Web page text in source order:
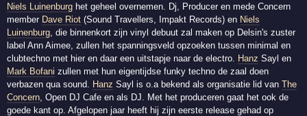
Niels Luinenburg het geheel overnemen. Dj, Producer en mede Concern
member Dave Riot (Sound Travellers, Impakt Records) en Niels
Luinenburg , die binnenkort zijn vinyl debuut zal maken op Delsin's zuster
label Ann Aimee, zullen het spanningsveld opzoeken tussen minimal en
clubtechno met hier en daar een uitstapje naar de electro.
Hanz Sayl en
Mark Bofani zullen met hun eigentijdse funky techno de zaal doen
verbazen qua sound.
Hanz Sayl is o.a bekend als organisatie lid vanThe
Concern , Open DJ Cafe en als DJ. Met het produceren gaat het ook de
goede kant op. Afgelopen jaar heeft hij zijn eerste release gehad op